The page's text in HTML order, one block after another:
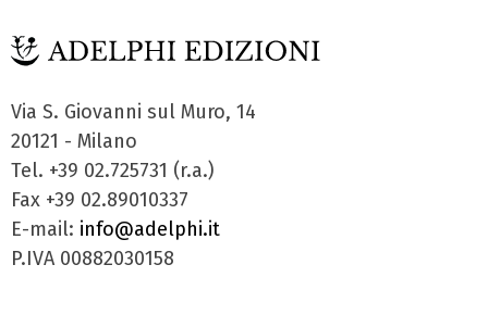
Via S. Giovanni sul Muro, 14
20121 - Milano
Tel. +39 02.725731 (r.a.)
Fax +39 02.89010337
E-mail: info@adelphi.it
P.IVA 00882030158